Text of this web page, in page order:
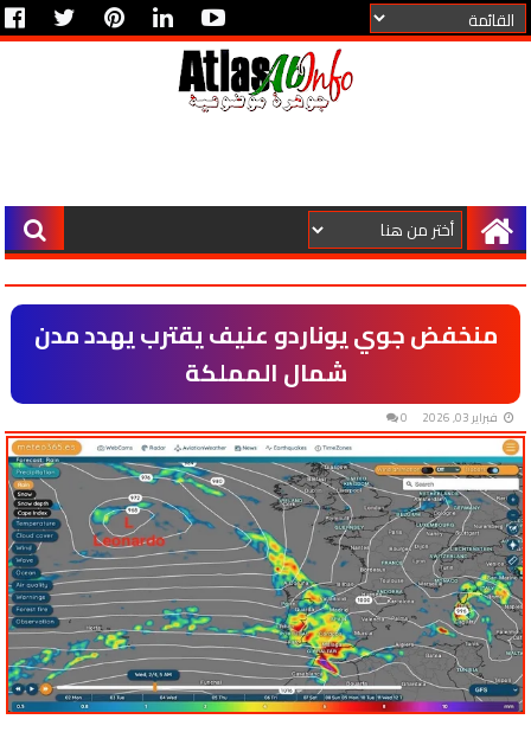
منخفض جوي يوناردو عنيف يقترب يهدد مدن
شمال المملكة
فبراير 03, 2026 0